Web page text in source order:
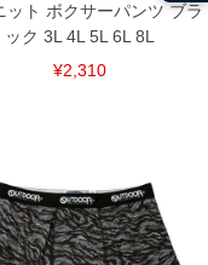
品は1本につき税込6,000円以
）となります。）
す。
予めご了承下さい。
、お客様がご使用の環境（コ
合がございます。予めご了承
すので店頭での売り違い、店
けしてしまう場合がございま
ット ボクサーパンツ ブラ
ック 3L 4L 5L 6L 8L
¥2,310